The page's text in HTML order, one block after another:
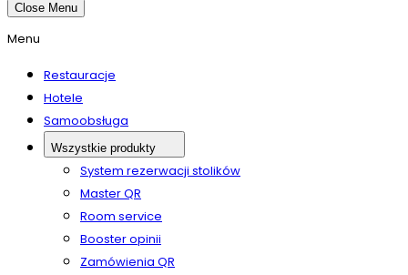
Close Menu
Menu
Restauracje
Hotele
Samoobsługa
Wszystkie produkty
System rezerwacji stolików
Master QR
Room service
Booster opinii
Zamówienia QR